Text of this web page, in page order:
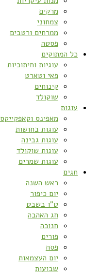
מרקים
צמחוני
ממרחים ורטבים
פסטה
כל המתוקים
עוגיות וחיתוכיות
פאי וטארט
קינוחים
שוקולד
עוגות
מאפינס וקאפקייקס
עוגות בחושות
עוגות גבינה
עוגות שוקולד
עוגות שמרים
חגים
ראש השנה
יום כיפור
ט”ו בשבט
חג האהבה
חנוכה
פורים
פסח
יום העצמאות
שבועות